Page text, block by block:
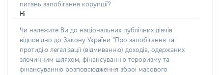
питань запобігання корупції?
Ні
Чи належите Ви до національних публічних діячів
відповідно до Закону України “Про запобігання та
протидію легалізації (відмиванню) доходів, одержаних
злочинним шляхом, фінансуванню тероризму та
фінансуванню розповсюдження зброї масового